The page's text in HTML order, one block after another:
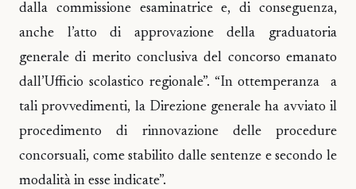
dalla commissione esaminatrice e, di conseguenza,
anche l’atto di approvazione della graduatoria
generale di merito conclusiva del concorso emanato
dall’Ufficio scolastico regionale”. “In ottemperanza a
tali provvedimenti, la Direzione generale ha avviato il
procedimento di rinnovazione delle procedure
concorsuali, come stabilito dalle sentenze e secondo le
modalità in esse indicate”.